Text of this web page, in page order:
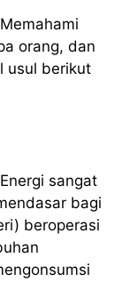
orang, dan
usul berikut
sangat
bagi
beroperasi